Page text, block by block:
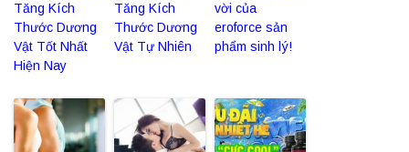
Tăng Kích
Thước Dương
Vật Tốt Nhất
Hiện Nay
Tăng Kích
Thước Dương
Vật Tự Nhiên
vời của
eroforce sản
phẩm sinh lý!